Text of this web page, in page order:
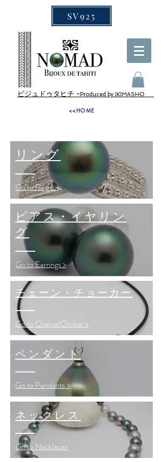
SV925
ビジュドゥタヒチ - Produced by IKIMASHO
<<HOME
リング
Go to Rings >
ピアス・イヤリン
グ
Go to Earrings >
​チェーン・チョーカー
Go to Chaine/Choker >
ペンダント
Go to Pendants >
ネックレス
Go to Necklace>